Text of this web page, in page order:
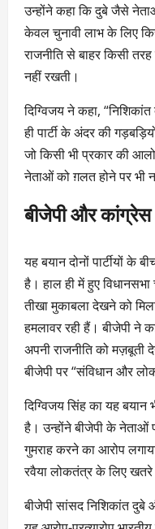
उन्होंने कहा कि दुबे जैसे
केवल चुनावी लाभ के लिए
राजनीति से बाहर किसी
नहीं रखती।
दिग्विजय ने कहा,
ही पार्टी के अंदर की
जो किसी भी प्रकार की
नेताओं को ग़लत होने पर भी
बीजेपी और
यह बयान दोनों पार्टीयों के
है। हाल ही में हुए
तीखा मुकाबला देखने को
हमलावर रही हैं। बीजेपी ने
अपनी राजनीति को
बीजेपी पर “संविधान और
दिग्विजय सिंह का यह बयान
है। उन्होंने बीजेपी के
गुमराह करने का आरोप
रवैया लोकतंत्र के लिए खतरे
बीजेपी सांसद निशिकांत दुबे